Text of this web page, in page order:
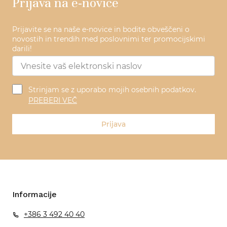
Prijavite se na naše e-novice in bodite obveščeni o
novostih in trendih med poslovnimi ter promocijskimi
darili!
Strinjam se z uporabo mojih osebnih podatkov.
PREBERI VEČ
Prijava
Informacije
+386 3 492 40 40